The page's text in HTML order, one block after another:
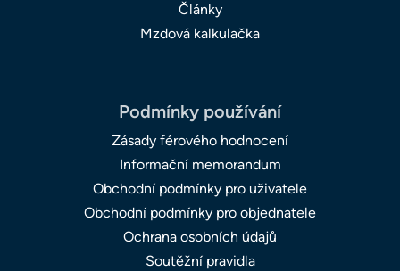
Články
Mzdová kalkulačka
Podmínky používání
Zásady férového hodnocení
Informační memorandum
Obchodní podmínky pro uživatele
Obchodní podmínky pro objednatele
Ochrana osobních údajů
Soutěžní pravidla